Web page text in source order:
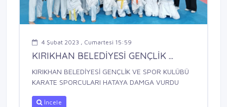
4 Şubat 2023 , Cumartesi 15:59
KIRIKHAN BELEDİYESİ GENÇLİK ...
KIRIKHAN BELEDİYESİ GENÇLİK VE SPOR KULÜBÜ
KARATE SPORCULARI HATAYA DAMGA VURDU
İncele